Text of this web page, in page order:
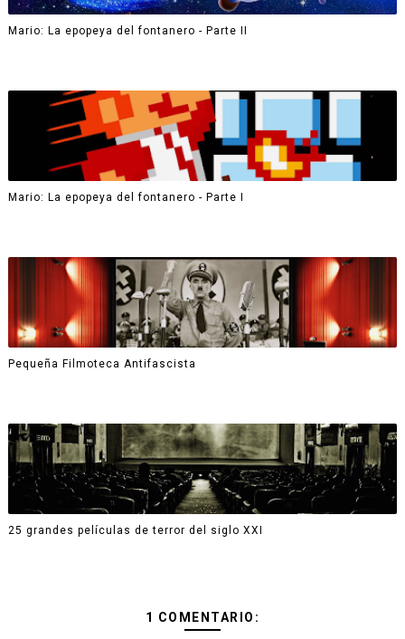
Mario: La epopeya del fontanero - Parte II
Mario: La epopeya del fontanero - Parte I
Pequeña Filmoteca Antifascista
25 grandes películas de terror del siglo XXI
1 COMENTARIO: